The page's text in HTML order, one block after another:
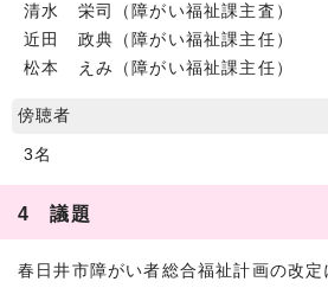
清水 栄司（障がい福祉課主査）
近田 政典（障がい福祉課主任）
松本 えみ（障がい福祉課主任）
傍聴者
3名
4 議題
春日井市障がい者総合福祉計画の改定